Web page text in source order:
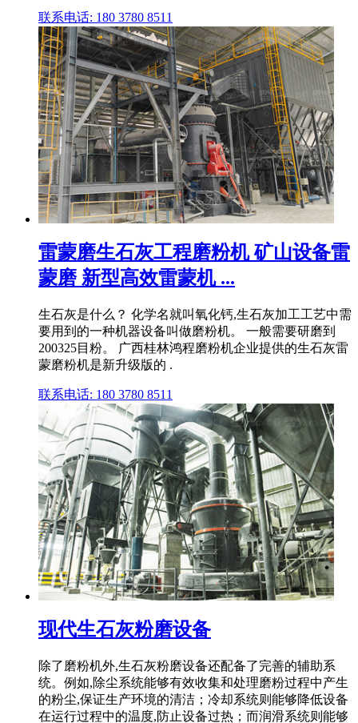
联系电话: 180 3780 8511
雷蒙磨生石灰工程磨粉机 矿山设备雷
蒙磨 新型高效雷蒙机 ...
生石灰是什么？ 化学名就叫氧化钙,生石灰加工工艺中需
要用到的一种机器设备叫做磨粉机。 一般需要研磨到
200325目粉。 广西桂林鸿程磨粉机企业提供的生石灰雷
蒙磨粉机是新升级版的 .
联系电话: 180 3780 8511
现代生石灰粉磨设备
除了磨粉机外,生石灰粉磨设备还配备了完善的辅助系
统。例如,除尘系统能够有效收集和处理磨粉过程中产生
的粉尘,保证生产环境的清洁；冷却系统则能够降低设备
在运行过程中的温度,防止设备过热；而润滑系统则能够